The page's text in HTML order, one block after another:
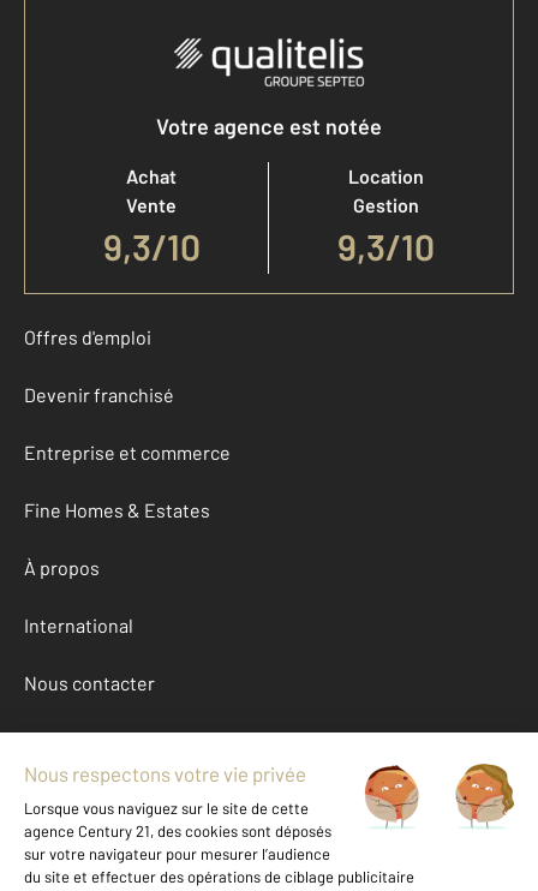
Votre agence est notée
Achat
Vente
9,3/10
Location
Gestion
9,3/10
Offres d'emploi
Devenir franchisé
Entreprise et commerce
Fine Homes & Estates
À propos
International
Nous contacter
Mentions légales & CGU et Barèmes d'honoraires
Données personnelles
Gestionnaire des cookies